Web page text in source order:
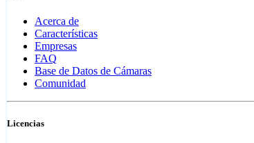
Acerca de
Características
Empresas
FAQ
Base de Datos de Cámaras
Comunidad
Licencias